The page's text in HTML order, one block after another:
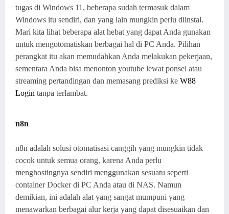
tugas di Windows 11, beberapa sudah termasuk dalam
Windows itu sendiri, dan yang lain mungkin perlu diinstal.
Mari kita lihat beberapa alat hebat yang dapat Anda gunakan
untuk mengotomatiskan berbagai hal di PC Anda. Pilihan
perangkat itu akan memudahkan Anda melakukan pekerjaan,
sementara Anda bisa menonton youtube lewat ponsel atau
streaming pertandingan dan memasang prediksi ke W88
Login tanpa terlambat.
n8n
n8n adalah solusi otomatisasi canggih yang mungkin tidak
cocok untuk semua orang, karena Anda perlu
menghostingnya sendiri menggunakan sesuatu seperti
container Docker di PC Anda atau di NAS. Namun
demikian, ini adalah alat yang sangat mumpuni yang
menawarkan berbagai alur kerja yang dapat disesuaikan dan